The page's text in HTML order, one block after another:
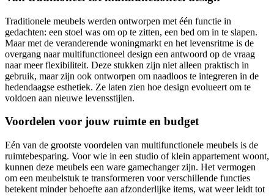
Traditionele meubels werden ontworpen met één functie in
gedachten: een stoel was om op te zitten, een bed om in te slapen.
Maar met de veranderende woningmarkt en het levensritme is de
overgang naar multifunctioneel design een antwoord op de vraag
naar meer flexibiliteit. Deze stukken zijn niet alleen praktisch in
gebruik, maar zijn ook ontworpen om naadloos te integreren in de
hedendaagse esthetiek. Ze laten zien hoe design evolueert om te
voldoen aan nieuwe levensstijlen.
Voordelen voor jouw ruimte en budget
Eén van de grootste voordelen van multifunctionele meubels is de
ruimtebesparing. Voor wie in een studio of klein appartement woont,
kunnen deze meubels een ware gamechanger zijn. Het vermogen
om een meubelstuk te transformeren voor verschillende functies
betekent minder behoefte aan afzonderlijke items, wat weer leidt tot